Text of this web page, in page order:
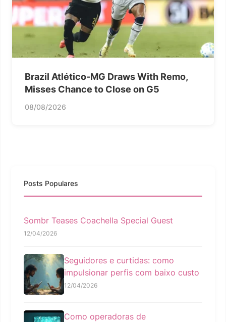
Brazil Atlético-MG Draws With Remo,
Misses Chance to Close on G5
08/08/2026
Posts Populares
Sombr Teases Coachella Special Guest
12/04/2026
Seguidores e curtidas: como
impulsionar perfis com baixo custo
12/04/2026
Como operadoras de